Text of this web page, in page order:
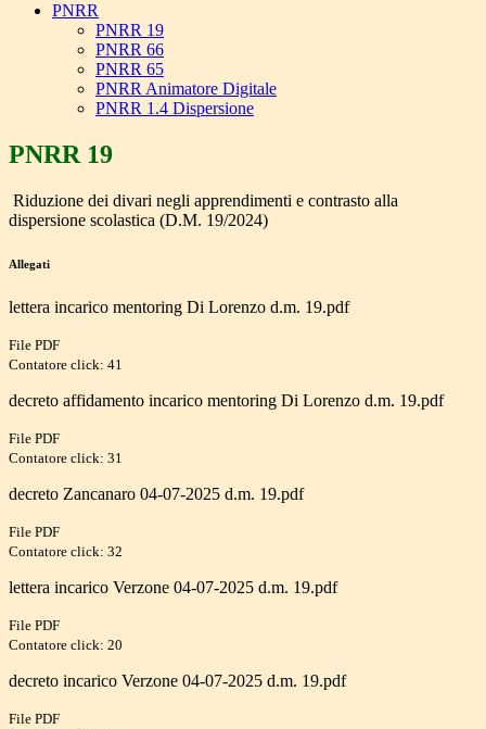
PNRR
PNRR 19
PNRR 66
PNRR 65
PNRR Animatore Digitale
PNRR 1.4 Dispersione
PNRR 19
Riduzione dei divari negli apprendimenti e contrasto alla
dispersione scolastica (D.M. 19/2024)
Allegati
lettera incarico mentoring Di Lorenzo d.m. 19.pdf
File PDF
Contatore click: 41
decreto affidamento incarico mentoring Di Lorenzo d.m. 19.pdf
File PDF
Contatore click: 31
decreto Zancanaro 04-07-2025 d.m. 19.pdf
File PDF
Contatore click: 32
lettera incarico Verzone 04-07-2025 d.m. 19.pdf
File PDF
Contatore click: 20
decreto incarico Verzone 04-07-2025 d.m. 19.pdf
File PDF